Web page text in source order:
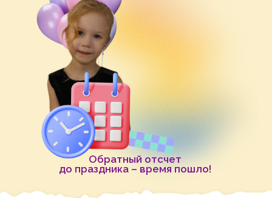
Обратный отсчет
до праздника – время пошло!